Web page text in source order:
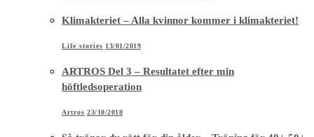
Klimakteriet – Alla kvinnor kommer i klimakteriet!
Life stories 13/01/2019
ARTROS Del 3 – Resultatet efter min
höftledsoperation
Artros 23/10/2018